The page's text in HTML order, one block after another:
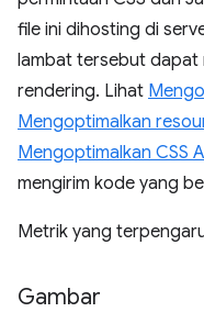
file ini dihosting di
lambat tersebut dapat
rendering. Lihat
Mengoptimalkan
Mengoptimalkan CSS
mengirim kode yang
Metrik yang
Gambar